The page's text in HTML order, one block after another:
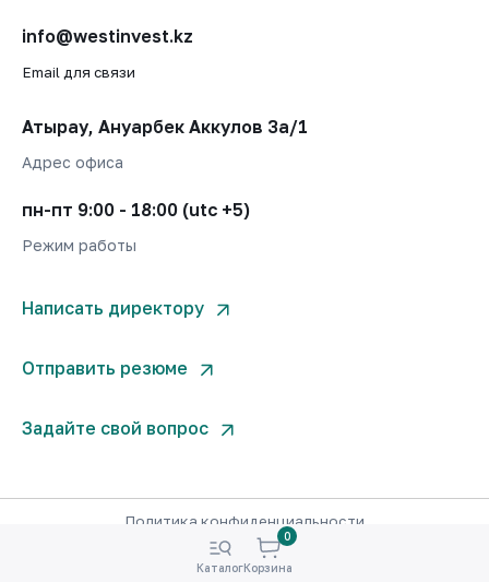
КаталогКорзина
0
info@westinvest.kz
Email для связи
Атырау, Ануарбек Аккулов 3а/1
Адрес офиса
пн-пт 9:00 - 18:00 (utc +5)
Режим работы
Написать директору
Отправить резюме
Задайте свой вопрос
© West Invest Company 2000-2026. Все права защищены.
Политика конфиденциальности